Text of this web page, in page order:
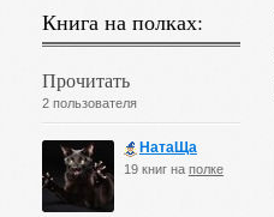
Книга на полках:
Прочитать
2 пользователя
НатаЩа
19 книг на полке